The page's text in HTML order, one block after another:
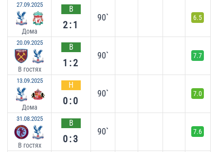
27.09.2025
Дома
В
2:1
90` 6.5
20.09.2025
В гостях
В
1:2
90` 7.7
13.09.2025
Дома
Н
0:0
90` 7.0
31.08.2025
В гостях
В
0:3
90` 7.6